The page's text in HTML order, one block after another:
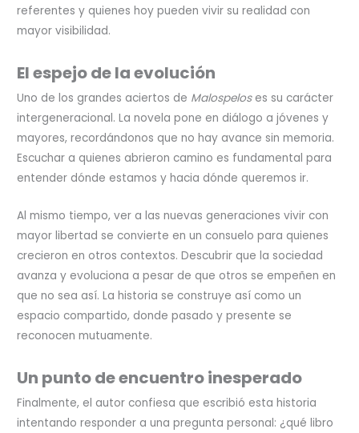
referentes y quienes hoy pueden vivir su realidad con
mayor visibilidad.
El espejo de la evolución
Uno de los grandes aciertos de Malospeloses su carácter
intergeneracional. La novela pone en diálogo a jóvenes y
mayores, recordándonos que no hay avance sin memoria.
Escuchar a quienes abrieron camino es fundamental para
entender dónde estamos y hacia dónde queremos ir.
Al mismo tiempo, ver a las nuevas generaciones vivir con
mayor libertad se convierte en un consuelo para quienes
crecieron en otros contextos. Descubrir que la sociedad
avanza y evoluciona a pesar de que otros se empeñen en
que no sea así. La historia se construye así como un
espacio compartido, donde pasado y presente se
reconocen mutuamente.
Un punto de encuentro inesperado
Finalmente, el autor confiesa que escribió esta historia
intentando responder a una pregunta personal: ¿qué libro